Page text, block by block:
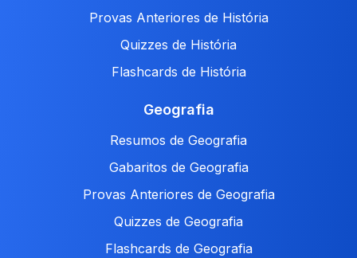
Provas Anteriores de História
Quizzes de História
Flashcards de História
Geografia
Resumos de Geografia
Gabaritos de Geografia
Provas Anteriores de Geografia
Quizzes de Geografia
Flashcards de Geografia